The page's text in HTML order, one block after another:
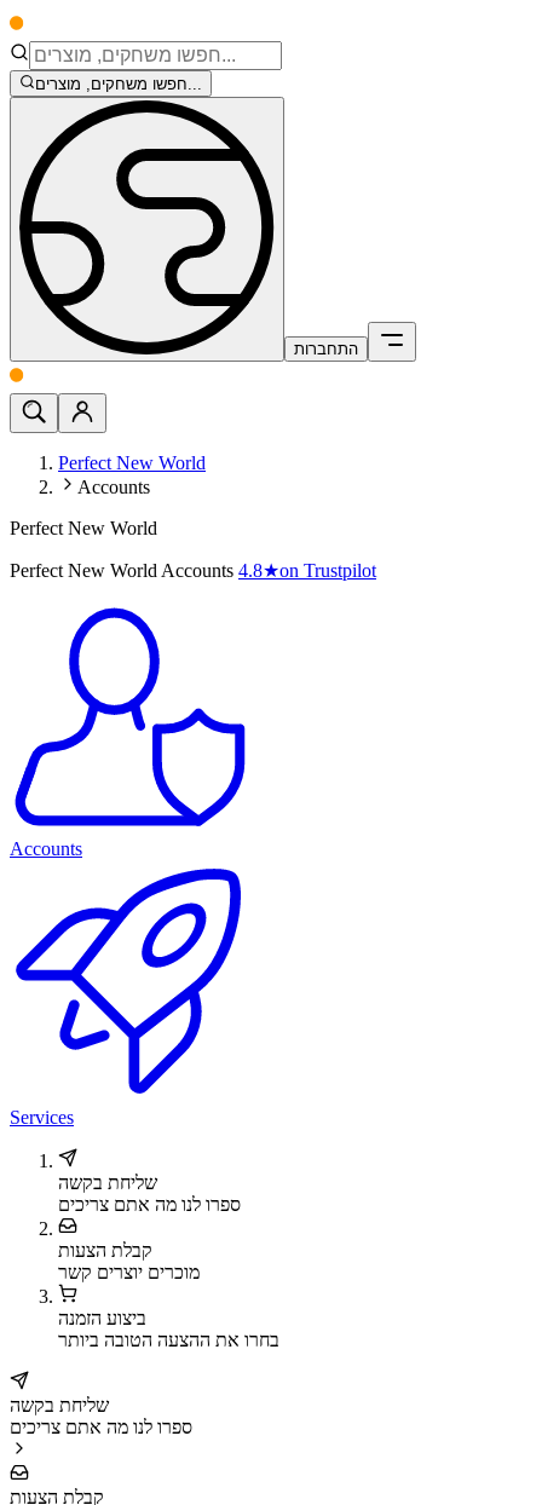
חפשו משחקים, מוצרים...
התחברות
Perfect New World
Accounts
Perfect New World
Perfect New World Accounts 4.8★on Trustpilot
Accounts
Services
שליחת בקשה
ספרו לנו מה אתם צריכים
קבלת הצעות
מוכרים יוצרים קשר
ביצוע הזמנה
בחרו את ההצעה הטובה ביותר
שליחת בקשה
ספרו לנו מה אתם צריכים
קבלת הצעות